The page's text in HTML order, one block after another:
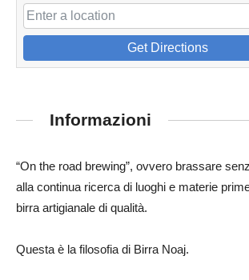
Get Directions
Informazioni
“On the road brewing”, ovvero brassare
alla continua ricerca di luoghi e materie
birra artigianale di qualità.
Questa è la filosofia di Birra Noaj.